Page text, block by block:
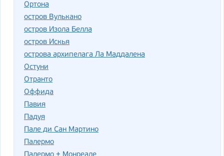
Ортона
остров Вулькано
остров Изола Белла
остров Искья
острова архипелага Ла Маддалена
Остуни
Отранто
Оффида
Павия
Падуя
Пале ди Сан Мартино
Палермо